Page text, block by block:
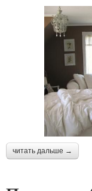
читать дальше →